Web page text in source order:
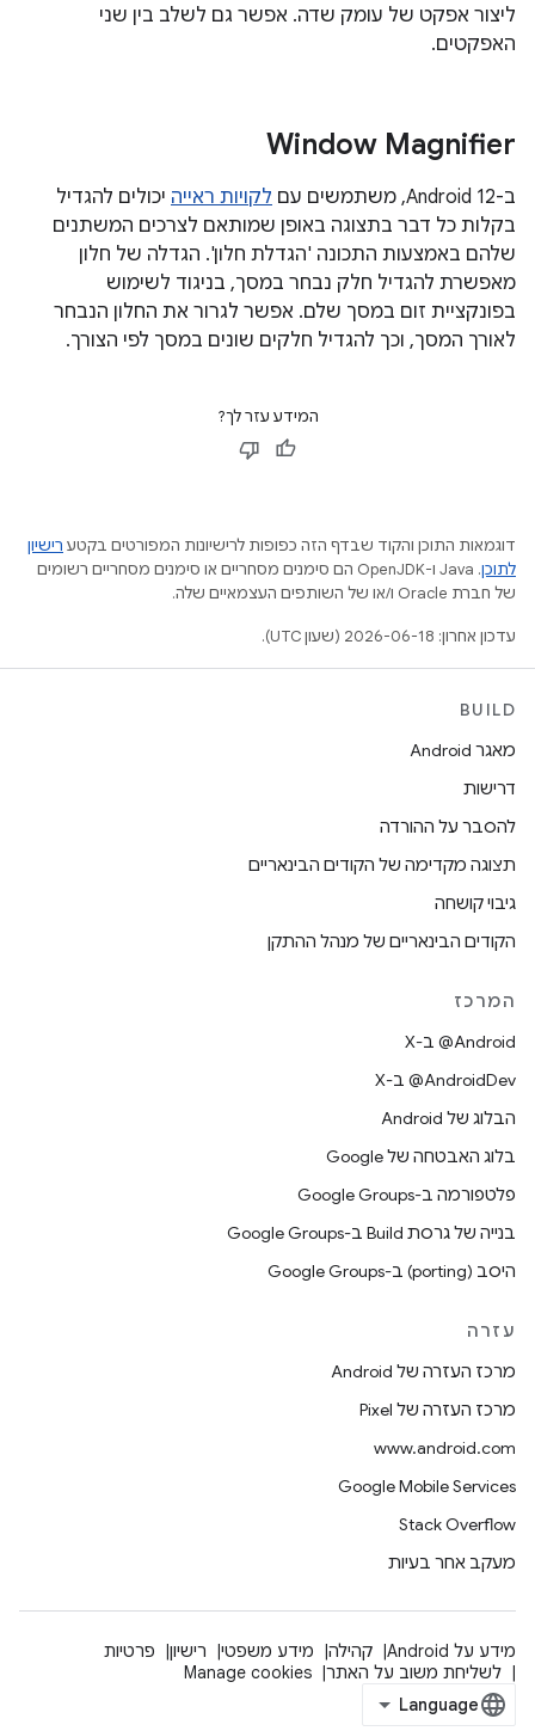
ליצור אפקט של עומק שדה. אפשר גם לשלב בין שני
האפקטים.
Window Magnifier
ב-Android 12, משתמשים עם לקויות ראייה יכולים להגדיל
בקלות כל דבר בתצוגה באופן שמותאם לצרכים המשתנים
שלהם באמצעות התכונה 'הגדלת חלון'. הגדלה של חלון
מאפשרת להגדיל חלק נבחר במסך, בניגוד לשימוש
בפונקציית זום במסך שלם. אפשר לגרור את החלון הנבחר
לאורך המסך, וכך להגדיל חלקים שונים במסך לפי הצורך.
המידע עזר לך?
דוגמאות התוכן והקוד שבדף הזה כפופות לרישיונות המפורטים בקטע רישיון
לתוכן
.‏ Java ו-OpenJDK הם סימנים מסחריים או סימנים מסחריים רשומים
של חברת Oracle ו/או של השותפים העצמאיים שלה.
עדכון אחרון: 2026-06-18 (שעון UTC).
BUILD
מאגר Android
דרישות
להסבר על ההורדה
תצוגה מקדימה של הקודים הבינאריים
גיבוי קושחה
הקודים הבינאריים של מנהל ההתקן
המרכז
‫‎@Android ב-X
‫‎@AndroidDev ב-X
הבלוג של Android
בלוג האבטחה של Google
פלטפורמה ב-Google Groups
בנייה של גרסת Build ב-Google Groups
היסב (porting) ב-Google Groups
עזרה
מרכז העזרה של Android
מרכז העזרה של Pixel
www.android.com
Google Mobile Services
Stack Overflow
מעקב אחר בעיות
מידע על Android קהילה מידע משפטי רישיון
פרטיות
לשליחת משוב על האתר
Manage cookies